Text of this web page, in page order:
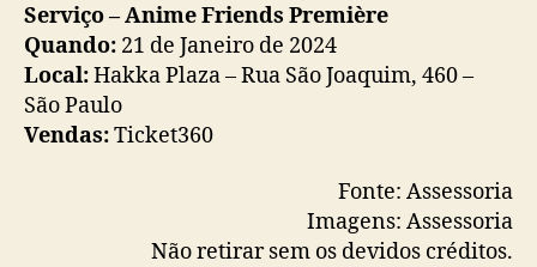
Serviço – Anime Friends Première
Quando: 21 de Janeiro de 2024
Local:Hakka Plaza – Rua São Joaquim, 460 –
São Paulo
Vendas:Ticket360
Fonte: Assessoria
Imagens: Assessoria
Não retirar sem os devidos créditos.